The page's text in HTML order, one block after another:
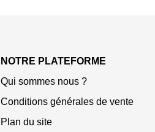
NOTRE PLATEFORME
Qui sommes nous ?
Conditions générales de vente
Plan du site